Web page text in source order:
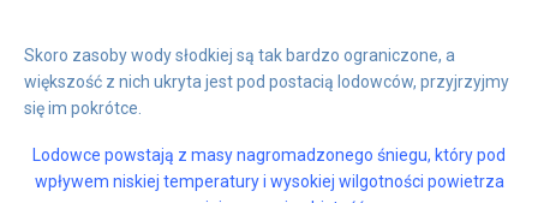
Skoro zasoby wody słodkiej są tak bardzo ograniczone, a
większość z nich ukryta jest pod postacią lodowców, przyjrzyjmy
się im pokrótce.
Lodowce powstają z masy nagromadzonego śniegu, który pod
wpływem niskiej temperatury i wysokiej wilgotności powietrza